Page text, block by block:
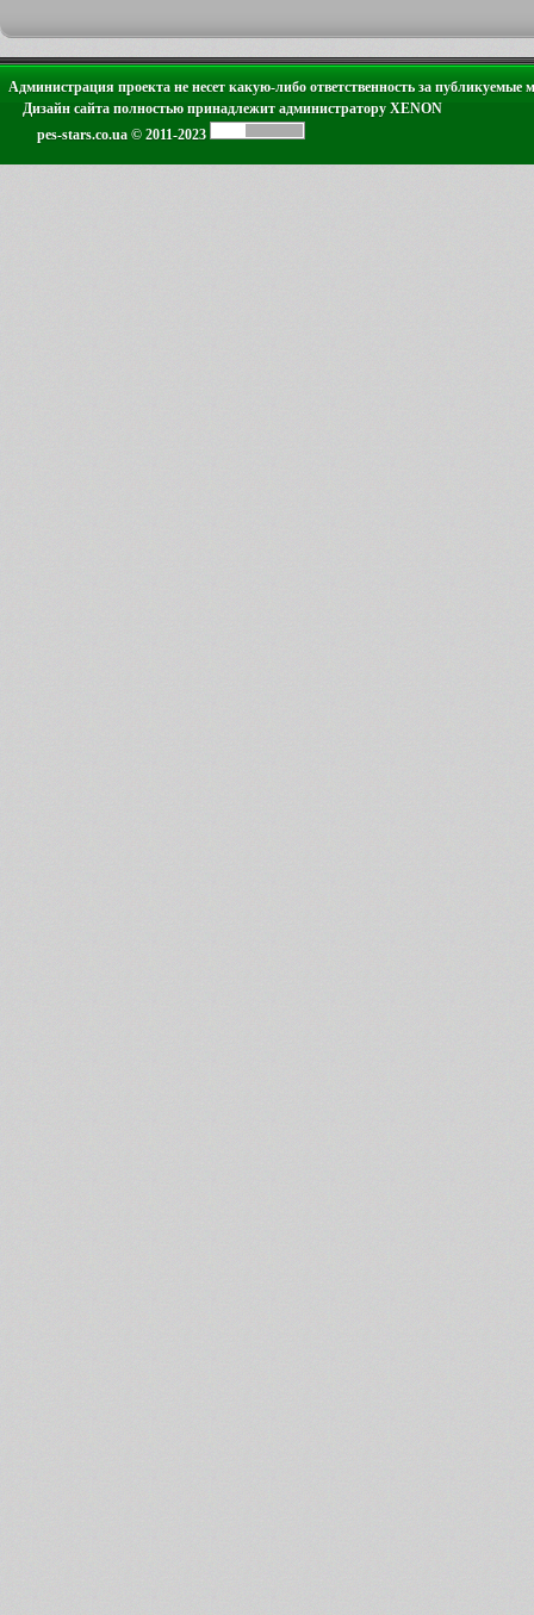
Администрация проекта не несет какую-либо ответственность за публикуемые
Дизайн сайта полностью принадлежит администратору XENON
pes-stars.co.ua © 2011-2023